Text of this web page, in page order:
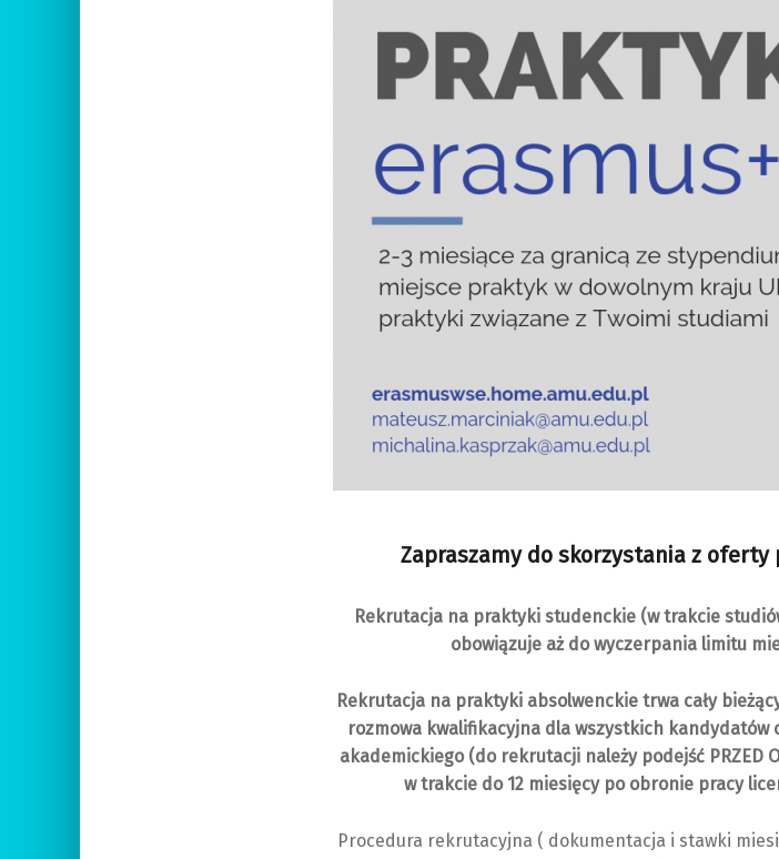
Zapraszamy do skorzystania z oferty
Rekrutacja na praktyki studenckie (w trakcie
obowiązujeaż do wyczerpania limitu
Rekrutacja na praktyki absolwenckie trwa cały
rozmowa kwalifikacyjna dla wszystkich kandydatów
akademickiego (do rekrutacji należy podejść PRZED
w trakcie do 12 miesięcy po obronie pracy
Procedura rekrutacyjna ( dokumentacja i stawki